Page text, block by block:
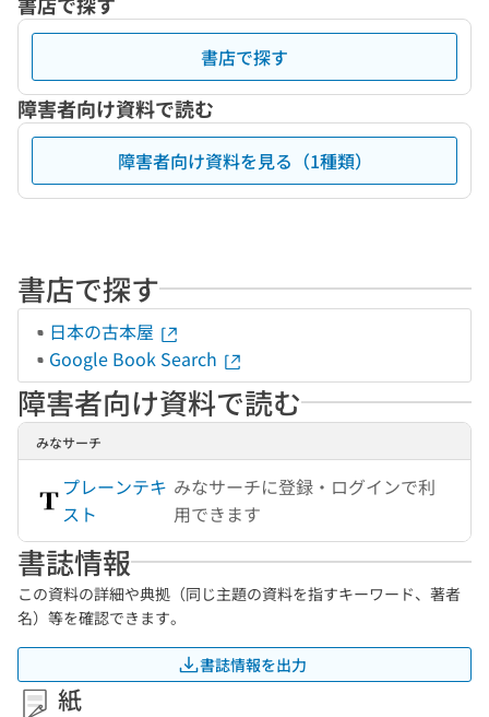
書店で探す
障害者向け資料で読む
障害者向け資料を見る（1種類）
書店で探す
日本の古本屋
Google Book Search
障害者向け資料で読む
みなサーチ
プレーンテキ
スト
みなサーチに登録・ログインで利
用できます
書誌情報
この資料の詳細や典拠（同じ主題の資料を指すキーワード、著者
名）等を確認できます。
書誌情報を出力
紙